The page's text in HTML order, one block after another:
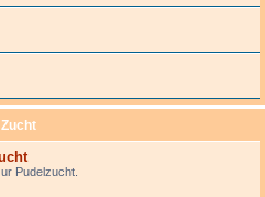
Zucht
Pudelzucht.